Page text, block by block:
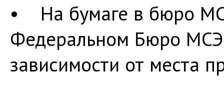
• На бумаге в бюро
Федеральном Бюро
зависимости от места